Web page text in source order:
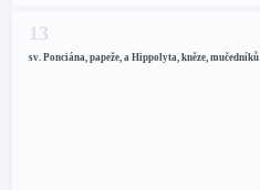
13
sv. Ponciána, papeže, a Hippolyta, kněze, mučedníků